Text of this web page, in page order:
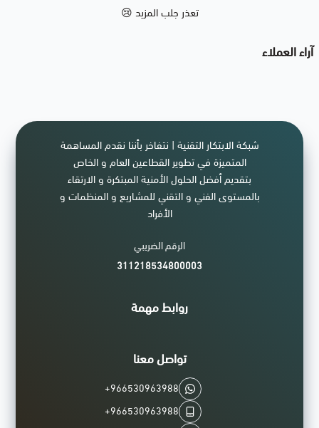
تعذر جلب المزيد 😢
آراء العملاء
شبكة الابتكار التقنية | نتفاخر بأننا نقدم المساهمة
المتميزة في تطوير القطاعين العام و الخاص
بتقديم أفضل الحلول الأمنية المبتكرة و الارتقاء
بالمستوى الفني و التقني للمشاريع و المنظمات و
الأفراد
الرقم الضريبي
311218534800003
روابط مهمة
تواصل معنا
+966530963988
+966530963988